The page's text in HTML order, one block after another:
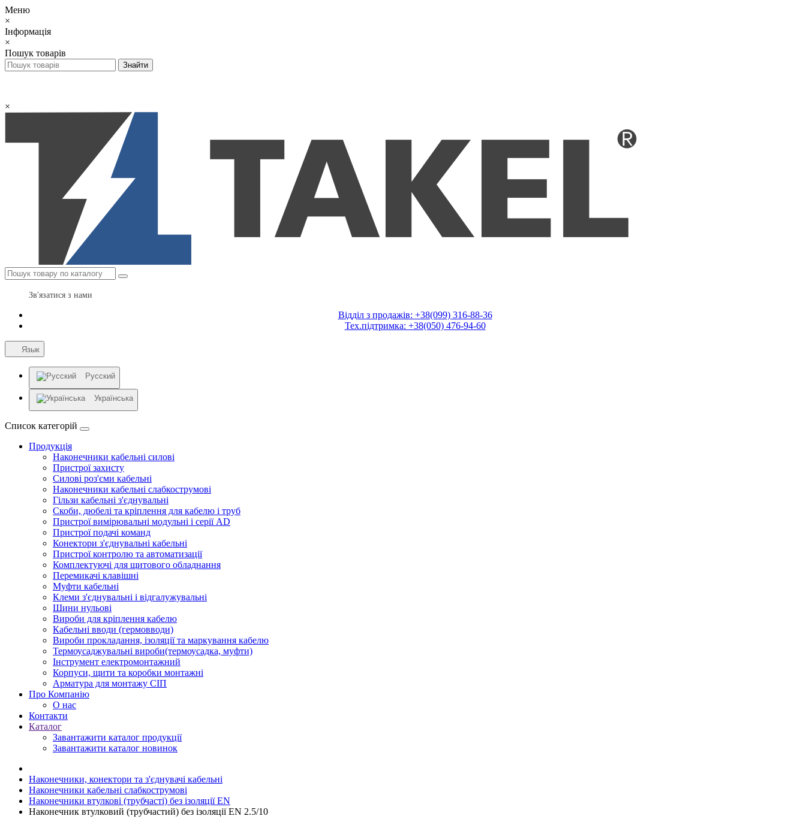
Меню
×
Інформація
×
Пошук товарів
×
Зв'язатися з нами
Відділ з продажів: +38(099) 316-88-36
Тех.підтримка: +38(050) 476-94-60
Язык
Русский
Українська
Список категорій
Продукція
Наконечники кабельні силові
Пристрої захисту
Силові роз'єми кабельні
Наконечники кабельні слабкострумові
Гільзи кабельні з'єднувальні
Скоби, дюбелі та кріплення для кабелю і труб
Пристрої вимірювальні модульні і серії AD
Пристрої подачі команд
Конектори з'єднувальні кабельні
Пристрої контролю та автоматизації
Комплектуючі для щитового обладнання
Перемикачі клавішні
Муфти кабельні
Клеми з'єднувальні і відгалужувальні
Шини нульові
Вироби для кріплення кабелю
Кабельні вводи (гермовводи)
Вироби прокладання, iзоляції та маркування кабелю
Термоусаджувальні вироби(термоусадка, муфти)
Інструмент електромонтажний
Корпуси, щити та коробки монтажні
Арматура для монтажу СІП
Про Компанію
О нас
Контакти
Каталог
Завантажити каталог продукції
Завантажити каталог новинок
Наконечники, конектори та з'єднувачі кабельні
Наконечники кабельні слабкострумові
Наконечники втулкові (трубчасті) без ізоляції EN
Наконечник втулковий (трубчастий) без ізоляції EN 2.5/10